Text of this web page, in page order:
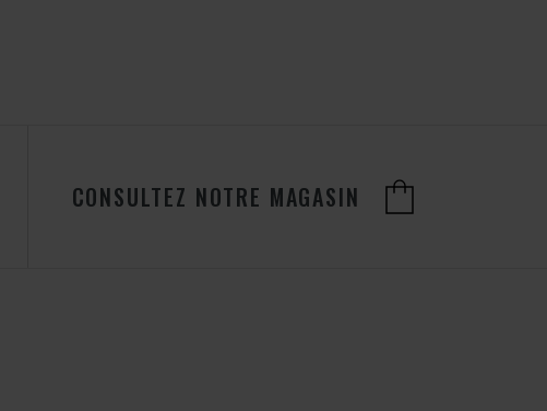
CONSULTEZ NOTRE MAGASIN